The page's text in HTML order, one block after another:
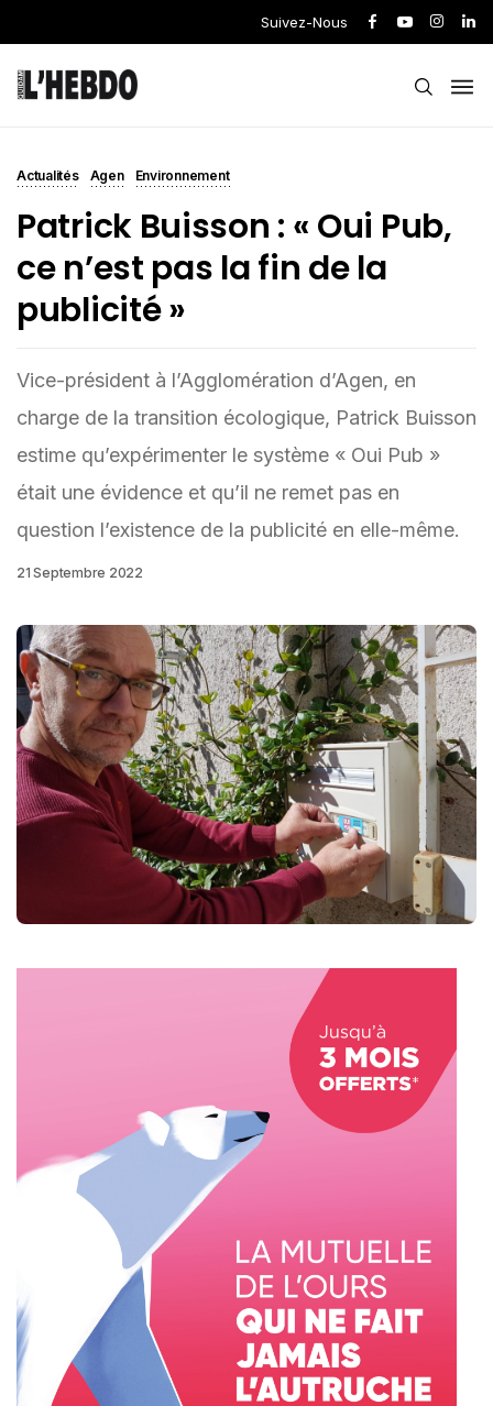
Suivez-Nous
Actualités Agen Environnement
Patrick Buisson : « Oui Pub,
ce n’est pas la fin de la
publicité »
Vice-président à l’Agglomération d’Agen, en
charge de la transition écologique, Patrick Buisson
estime qu’expérimenter le système « Oui Pub »
était une évidence et qu’il ne remet pas en
question l’existence de la publicité en elle-même.
21 Septembre 2022